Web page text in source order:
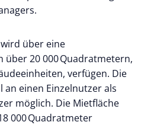
über eine
über 20 000 Quadratmetern,
verfügen. Die
einen Einzelnutzer als
möglich. Die Mietfläche
000 Quadratmeter